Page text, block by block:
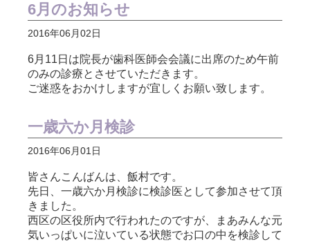
6月のお知らせ
2016年06月02日
6月11日は院長が歯科医師会会議に出席のため午前
のみの診療とさせていただきます。
ご迷惑をおかけしますが宜しくお願い致します。
一歳六か月検診
2016年06月01日
皆さんこんばんは、飯村です。
先日、一歳六か月検診に検診医として参加させて頂
きました。
西区の区役所内で行われたのですが、まあみんな元
気いっぱいに泣いている状態でお口の中を検診して